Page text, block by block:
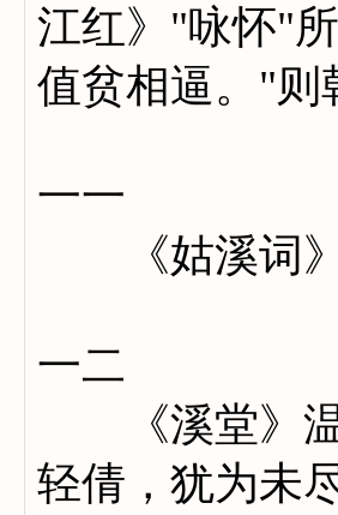
江红》"咏怀"
值贫相逼。"则
一一
《姑溪词》
一二
《溪堂》温
轻倩，犹为未